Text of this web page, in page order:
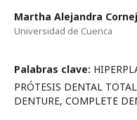
Martha Alejandra
Universidad de Cuenca
Palabras clave:
PRÓTESIS DENTAL
DENTURE, COMPLETE